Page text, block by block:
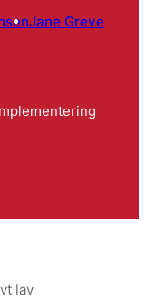
Jane Greve
lav